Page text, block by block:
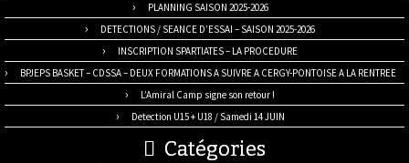
PLANNING SAISON 2025-2026
DETECTIONS / SEANCE D’ESSAI – SAISON 2025-2026
INSCRIPTION SPARTIATES – LA PROCEDURE
BPJEPS BASKET – CDSSA – DEUX FORMATIONS A SUIVRE A CERGY-PONTOISE A LA RENTREE
L’Amiral Camp signe son retour !
Detection U15 + U18 / Samedi 14 JUIN
Catégories